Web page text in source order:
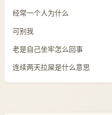
经常一个人为什么
可别我
老是自己坐牢怎么回事
连续两天拉屎是什么意思